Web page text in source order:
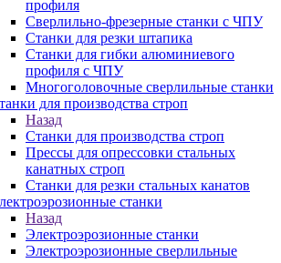
профиля
Сверлильно-фрезерные станки с ЧПУ
Станки для резки штапика
Станки для гибки алюминиевого
профиля с ЧПУ
Многоголовочные сверлильные станки
для производства строп
Назад
Станки для производства строп
Прессы для опрессовки стальных
канатных строп
Станки для резки стальных канатов
станки
Назад
Электроэрозионные станки
Электроэрозионные сверлильные